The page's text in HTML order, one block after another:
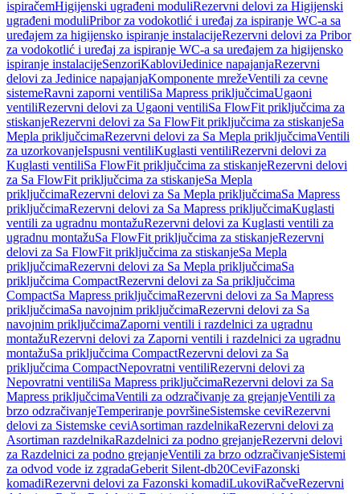
ispiračemHigijenski ugrađeni moduliRezervni delovi za Higijenski
ugrađeni moduliPribor za vodokotlić i uređaj za ispiranje WC-a sa
uređajem za higijensko ispiranje instalacijeRezervni delovi za Pribor
za vodokotlić i uređaj za ispiranje WC-a sa uređajem za higijensko
ispiranje instalacijeSenzoriKabloviJedinice napajanjaRezervni
delovi za Jedinice napajanjaKomponente mrežeVentili za cevne
sistemeRavni zaporni ventiliSa Mapress priključcimaUgaoni
ventiliRezervni delovi za Ugaoni ventiliSa FlowFit priključcima za
stiskanjeRezervni delovi za Sa FlowFit priključcima za stiskanjeSa
Mepla priključcimaRezervni delovi za Sa Mepla priključcimaVentili
za uzorkovanjeIspusni ventiliKuglasti ventiliRezervni delovi za
Kuglasti ventiliSa FlowFit priključcima za stiskanjeRezervni delovi
za Sa FlowFit priključcima za stiskanjeSa Mepla
priključcimaRezervni delovi za Sa Mepla priključcimaSa Mapress
priključcimaRezervni delovi za Sa Mapress priključcimaKuglasti
ventili za ugradnu montažuRezervni delovi za Kuglasti ventili za
ugradnu montažuSa FlowFit priključcima za stiskanjeRezervni
delovi za Sa FlowFit priključcima za stiskanjeSa Mepla
priključcimaRezervni delovi za Sa Mepla priključcimaSa
priključcima CompactRezervni delovi za Sa priključcima
CompactSa Mapress priključcimaRezervni delovi za Sa Mapress
priključcimaSa navojnim priključcimaRezervni delovi za Sa
navojnim priključcimaZaporni ventili i razdelnici za ugradnu
montažuRezervni delovi za Zaporni ventili i razdelnici za ugradnu
montažuSa priključcima CompactRezervni delovi za Sa
priključcima CompactNepovratni ventiliRezervni delovi za
Nepovratni ventiliSa Mapress priključcimaRezervni delovi za Sa
Mapress priključcimaVentili za odzračivanje za grejanjeVentili za
brzo odzračivanjeTemperiranje površineSistemske ceviRezervni
delovi za Sistemske ceviAsortiman razdelnikaRezervni delovi za
Asortiman razdelnikaRazdelnici za podno grejanjeRezervni delovi
za Razdelnici za podno grejanjeVentili za brzo odzračivanjeSistemi
za odvod vode iz zgradaGeberit Silent-db20CeviFazonski
komadiRezervni delovi za Fazonski komadiLukoviRačveRezervni